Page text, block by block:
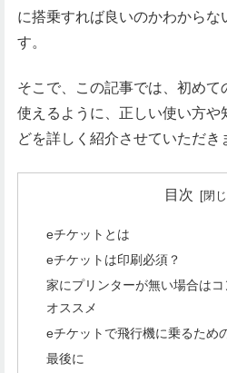
に搭乗すれば良いのかわからな
す。
そこで、この記事では、初めて
使えるように、正しい使い方や
どを詳しく紹介させていただき
目次
eチケットとは
eチケットは印刷必須？
家にプリンターが無い場合は
オススメ
eチケットで飛行機に乗るため
最後に